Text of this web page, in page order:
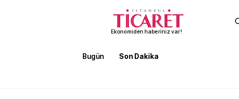
Ekonomiden haberiniz var!
Bugün Son Dakika